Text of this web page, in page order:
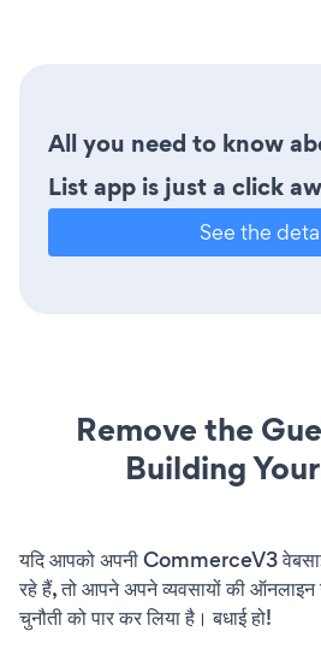
All you need to know
List app is just a click
See the
Remove the
Building
यदि आपको अपनी CommerceV3
रहे हैं, तो आपने अपने व्यवसायों की ऑनलाइन
चुनौती को पार कर लिया है। बधाई हो!